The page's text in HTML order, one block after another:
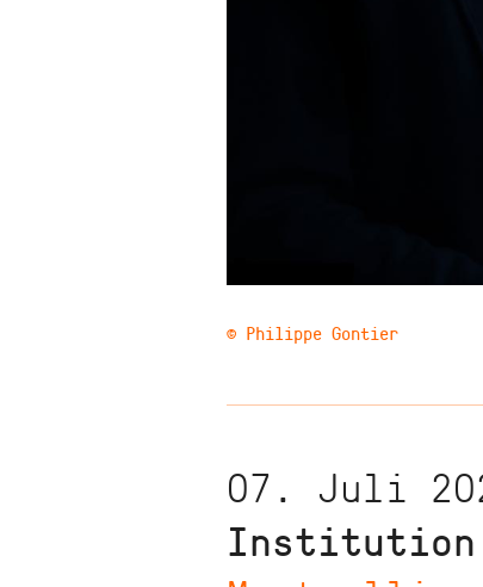
© Philippe Gontier
07. Juli
Institution